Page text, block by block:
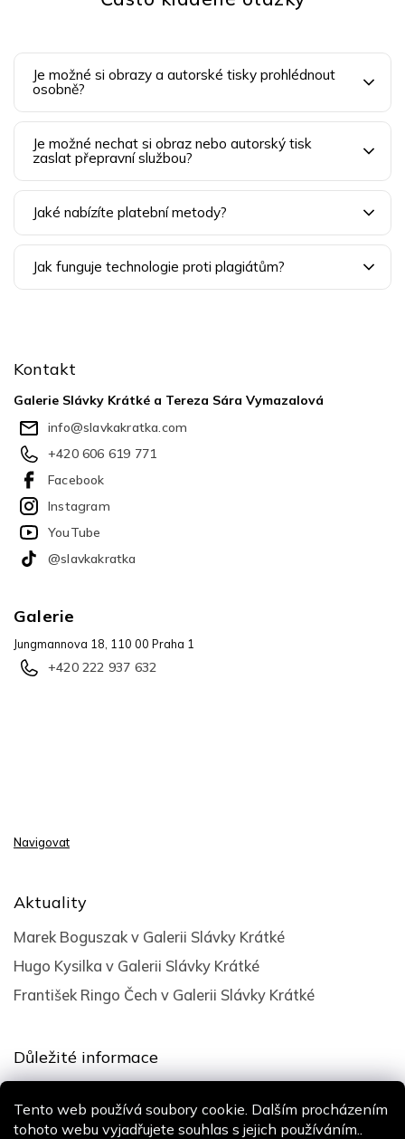
Tento web používá soubory cookie. Dalším procházením
tohoto webu vyjadřujete souhlas s jejich používáním..
Je možné si obrazy a autorské tisky prohlédnout
osobně?
Je možné nechat si obraz nebo autorský tisk
zaslat přepravní službou?
Jaké nabízíte platební metody?
Jak funguje technologie proti plagiátům?
Kontakt
Galerie Slávky Krátké a Tereza Sára Vymazalová
info@slavkakratka.com
+420 606 619 771
Facebook
Instagram
YouTube
@slavkakratka
Galerie
Jungmannova 18, 110 00 Praha 1
+420 222 937 632
Navigovat
Aktuality
Marek Boguszak v Galerii Slávky Krátké
Hugo Kysilka v Galerii Slávky Krátké
František Ringo Čech v Galerii Slávky Krátké
Důležité informace
Podmínky ochrany osobních údajů